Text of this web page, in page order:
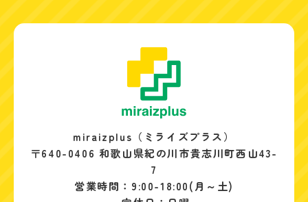
miraizplus（ミライズプラス）
〒640-0406 和歌山県紀の川市貴志川町西山43-
7
営業時間：9:00-18:00(月～土)